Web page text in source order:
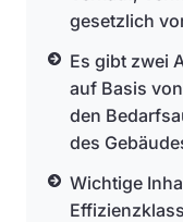
gesetzlich
Es gibt zwei
auf Basis
den
des
Wichtige